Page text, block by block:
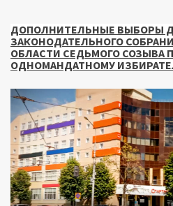
ДОПОЛНИТЕЛЬНЫЕ ВЫБОРЫ
ЗАКОНОДАТЕЛЬНОГО
ОБЛАСТИ СЕДЬМОГО СОЗЫВА
ОДНОМАНДАТНОМУ